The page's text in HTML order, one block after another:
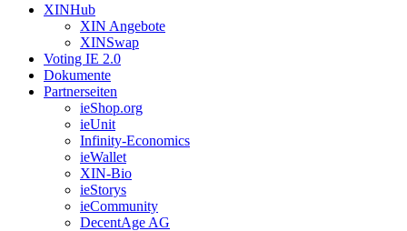
XINHub
XIN Angebote
XINSwap
Voting IE 2.0
Dokumente
Partnerseiten
ieShop.org
ieUnit
Infinity-Economics
ieWallet
XIN-Bio
ieStorys
ieCommunity
DecentAge AG